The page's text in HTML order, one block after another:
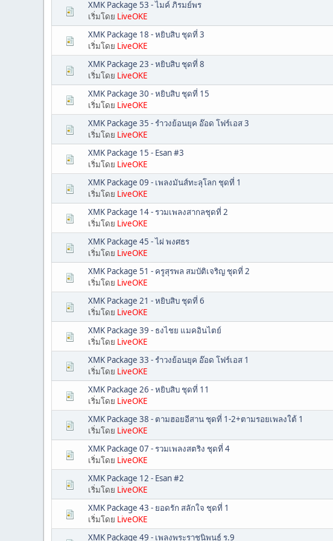
XMK Package 53 - ไมค์ ภิรมย์พร
เริ่มโดย LiveOKE
XMK Package 18 - หยิบสิบ ชุดที่ 3
เริ่มโดย LiveOKE
XMK Package 23 - หยิบสิบ ชุดที่ 8
เริ่มโดย LiveOKE
XMK Package 30 - หยิบสิบ ชุดที่ 15
เริ่มโดย LiveOKE
XMK Package 35 - รำวงย้อนยุค อ๊อด โฟร์เอส 3
เริ่มโดย LiveOKE
XMK Package 15 - Esan #3
เริ่มโดย LiveOKE
XMK Package 09 - เพลงมันส์ทะลุโลก ชุดที่ 1
เริ่มโดย LiveOKE
XMK Package 14 - รวมเพลงสากลชุดที่ 2
เริ่มโดย LiveOKE
XMK Package 45 - ไผ่ พงศธร
เริ่มโดย LiveOKE
XMK Package 51 - ครูสุรพล สมบัติเจริญ ชุดที่ 2
เริ่มโดย LiveOKE
XMK Package 21 - หยิบสิบ ชุดที่ 6
เริ่มโดย LiveOKE
XMK Package 39 - ธงไชย แมคอินไตย์
เริ่มโดย LiveOKE
XMK Package 33 - รำวงย้อนยุค อ๊อด โฟร์เอส 1
เริ่มโดย LiveOKE
XMK Package 26 - หยิบสิบ ชุดที่ 11
เริ่มโดย LiveOKE
XMK Package 38 - ตามฮอยอีสาน ชุดที่ 1-2+ตามรอยเพลงใต้ 1
เริ่มโดย LiveOKE
XMK Package 07 - รวมเพลงสตริง ชุดที่ 4
เริ่มโดย LiveOKE
XMK Package 12 - Esan #2
เริ่มโดย LiveOKE
XMK Package 43 - ยอดรัก สลักใจ ชุดที่ 1
เริ่มโดย LiveOKE
XMK Package 49 - เพลงพระราชนิพนธ์ ร.9